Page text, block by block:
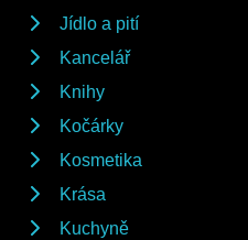
Jídlo a pití
Kancelář
Knihy
Kočárky
Kosmetika
Krása
Kuchyně